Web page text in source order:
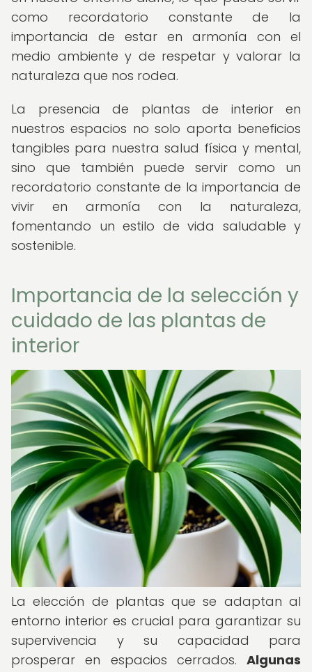
como recordatorio constante de la
importancia de estar en armonía con el
medio ambiente y de respetar y valorar la
naturaleza que nos rodea.
La presencia de plantas de interior en
nuestros espacios no solo aporta beneficios
tangibles para nuestra salud física y mental,
sino que también puede servir como un
recordatorio constante de la importancia de
vivir en armonía con la naturaleza,
fomentando un estilo de vida saludable y
sostenible.
Importancia de la selección y
cuidado de las plantas de
interior
La elección de plantas que se adaptan al
entorno interior es crucial para garantizar su
supervivencia y su capacidad para
prosperar en espacios cerrados. Algunas